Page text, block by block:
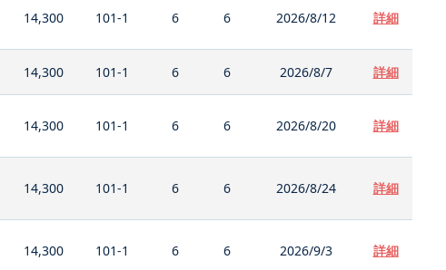
14,300 101-1 6 6 2026/8/12 詳細
14,300 101-1 6 6 2026/8/7 詳細
14,300 101-1 6 6 2026/8/20 詳細
14,300 101-1 6 6 2026/8/24 詳細
14,300 101-1 6 6 2026/9/3 詳細